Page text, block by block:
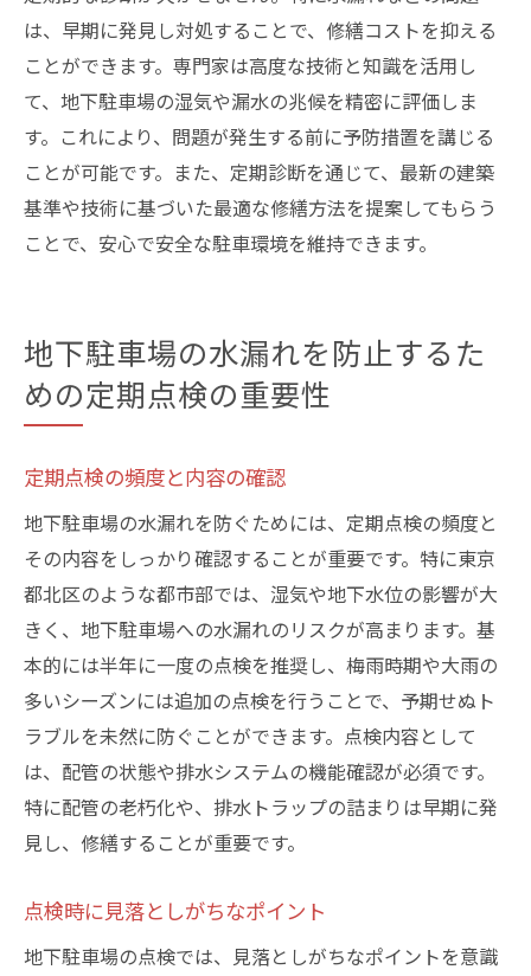
は、早期に発見し対処することで、修繕コストを抑える
ことができます。専門家は高度な技術と知識を活用し
て、地下駐車場の湿気や漏水の兆候を精密に評価しま
す。これにより、問題が発生する前に予防措置を講じる
ことが可能です。また、定期診断を通じて、最新の建築
基準や技術に基づいた最適な修繕方法を提案してもらう
ことで、安心で安全な駐車環境を維持できます。
地下駐車場の水漏れを防止するた
めの定期点検の重要性
定期点検の頻度と内容の確認
地下駐車場の水漏れを防ぐためには、定期点検の頻度と
その内容をしっかり確認することが重要です。特に東京
都北区のような都市部では、湿気や地下水位の影響が大
きく、地下駐車場への水漏れのリスクが高まります。基
本的には半年に一度の点検を推奨し、梅雨時期や大雨の
多いシーズンには追加の点検を行うことで、予期せぬト
ラブルを未然に防ぐことができます。点検内容として
は、配管の状態や排水システムの機能確認が必須です。
特に配管の老朽化や、排水トラップの詰まりは早期に発
見し、修繕することが重要です。
点検時に見落としがちなポイント
地下駐車場の点検では、見落としがちなポイントを意識